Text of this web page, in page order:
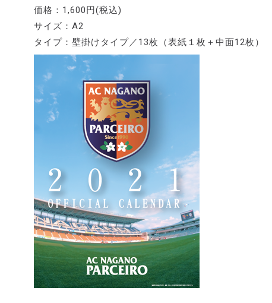
価格：1,600円(税込)
サイズ：A2
タイプ：壁掛けタイプ／13枚（表紙１枚＋中面12枚）